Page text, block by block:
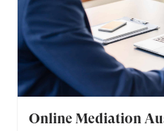
Online Mediation